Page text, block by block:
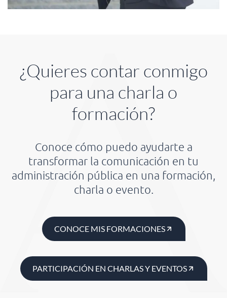
¿Quieres contar conmigo
para una charla o
formación?
Conoce cómo puedo ayudarte a
transformar la comunicación en tu
administración pública en una formación,
charla o evento.
CONOCE MIS FORMACIONES
PARTICIPACIÓN EN CHARLAS Y EVENTOS